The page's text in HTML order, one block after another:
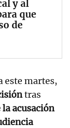
y al
que
de
este martes,
tras
acusación